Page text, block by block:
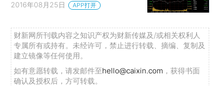
2016年08月25日 APP打开
财新网所刊载内容之知识产权为财新传媒及/或相关权利人
专属所有或持有。未经许可，禁止进行转载、摘编、复制及
建立镜像等任何使用。
如有意愿转载，请发邮件至hello@caixin.com ，获得书面
确认及授权后，方可转载。